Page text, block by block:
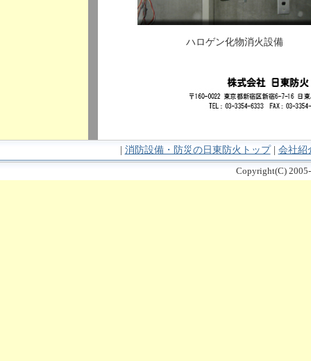
ハロゲン化物消火設備
消防設備・防災の日東防火トップ| 会社紹
Copyright(C)